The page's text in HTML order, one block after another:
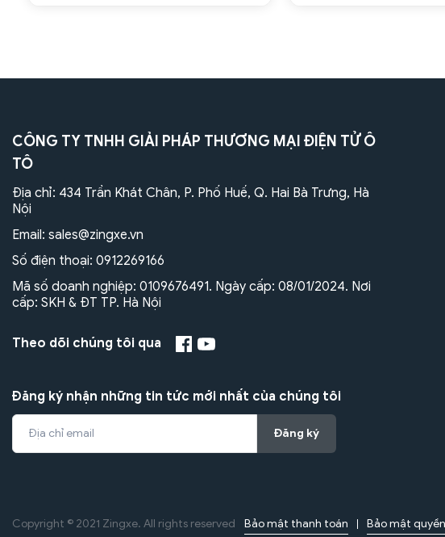
CÔNG TY TNHH GIẢI PHÁP THƯƠNG MẠI ĐIỆN TỬ Ô
TÔ
Địa chỉ: 434 Trần Khát Chân, P. Phố Huế, Q. Hai Bà Trưng, Hà
Nội
Email: sales@zingxe.vn
Số điện thoại: 0912269166
Mã số doanh nghiệp: 0109676491. Ngày cấp: 08/01/2024. Nơi
cấp: SKH & ĐT TP. Hà Nội
Theo dõi chúng tôi qua
Đăng ký nhận những tin tức mới nhất của chúng tôi
Đăng ký
Copyright © 2021 Zingxe. All rights reserved
Bảo mật thanh toán Bảo mật